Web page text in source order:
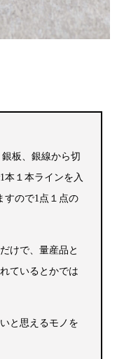
板、銀線から切
本１本ラインを入
すので1点１点の
けで、量産品と
ているとかでは
と思えるモノを